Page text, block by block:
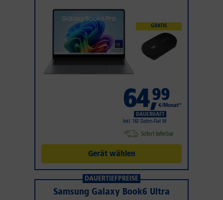
GRATIS
64,99
€/Monat*
DAUERHAFT
Inkl. 1&1 Daten-Flat M
Sofort lieferbar
Gerät wählen
DAUERTIEFPREISE
Samsung Galaxy Book6 Ultra